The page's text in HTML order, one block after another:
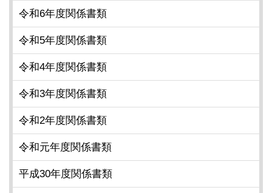
令和6年度関係書類
令和5年度関係書類
令和4年度関係書類
令和3年度関係書類
令和2年度関係書類
令和元年度関係書類
平成30年度関係書類